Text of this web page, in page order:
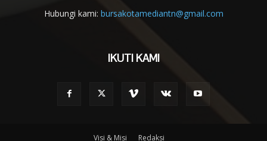
Hubungi kami: bursakotamediantn@gmail.com
IKUTI KAMI
Visi & Misi Redaksi